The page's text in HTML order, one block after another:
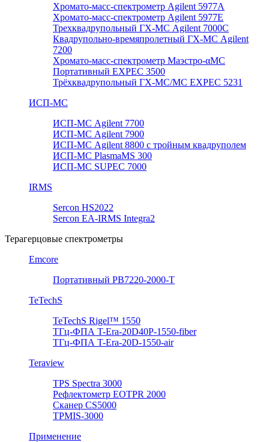
Хромато-масс-спектрометр Agilent 5977А
Хромато-масс-спектрометр Agilent 5977E
Трехквадрупольный ГХ-МС Agilent 7000C
Квадрупольно-времяпролетный ГХ-МС Agilent
7200
Хромато-масс-спектрометр Маэстро-αМС
Портативный EXPEC 3500
Трёхквадрупольный ГХ-МС/МС EXPEC 5231
ИСП-МС
ИСП-МС Agilent 7700
ИСП-МС Agilent 7900
ИСП-МС Agilent 8800 с тройным квадруполем
ИСП-МС PlasmaMS 300
ИСП-МС SUPEC 7000
IRMS
Sercon HS2022
Sercon EA-IRMS Integra2
Терагерцовые спектрометры
Emcore
Портативный PB7220-2000-T
TeTechS
TeTechS Rigel™ 1550
ТГц-ФПА T-Era-20D40P-1550-fiber
ТГц-ФПА T-Era-20D-1550-air
Teraview
TPS Spectra 3000
Рефлектометр EOTPR 2000
Сканер CS5000
TPMIS-3000
Применение